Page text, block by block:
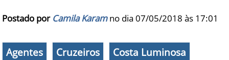
Postado por Camila Karamno dia 07/05/2018 às 17:01
Agentes Cruzeiros
Costa Luminosa